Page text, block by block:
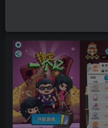
此处内容已